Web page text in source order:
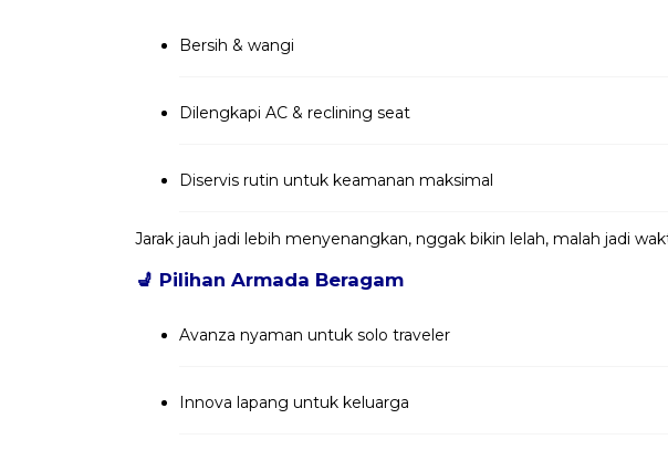
Bersih & wangi
Dilengkapi AC & reclining seat
Diservis rutin untuk keamanan maksimal
Jarak jauh jadi lebih menyenangkan, nggak bikin lelah, malah jadi
💺 Pilihan Armada Beragam
Avanza nyaman untuk solo traveler
Innova lapang untuk keluarga